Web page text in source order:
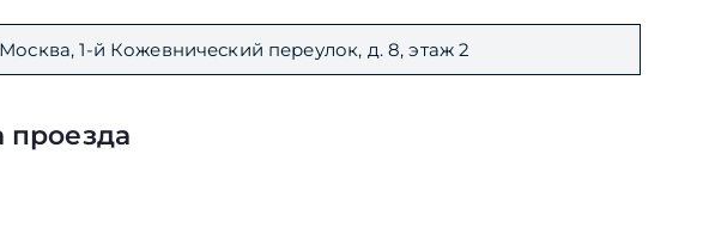
Москва, 1-й Кожевнический переулок, д. 8, этаж 2
проезда